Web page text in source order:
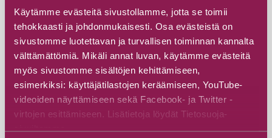
Käytämme evästeitä sivustollamme, jotta se toimii
tehokkaasti ja johdonmukaisesti. Osa evästeistä on
sivustomme luotettavan ja turvallisen toiminnan kannalta
välttämättömiä. Mikäli annat luvan, käytämme evästeitä
myös sivustomme sisältöjen kehittämiseen,
esimerkiksi: käyttäjätilastojen keräämiseen, YouTube-
videoiden näyttämiseen sekä Facebook- ja Twitter -
virtojen esittämiseen. Lisätietoja löydät Tietosuoja-
sivuiltamme.
T:mi Matti Manninen
Tervosentie 21, 89920 Suomussalmi
Découvrez